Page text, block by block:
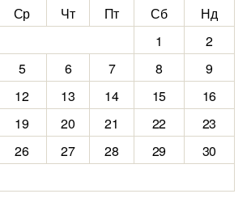
Ср Чт Пт Сб
Нд
1
2
5 6 7 8
9
12 13 14 15
16
19 20 21 22
23
26 27 28 29
30